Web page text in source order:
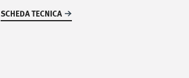
SCHEDA TECNICA